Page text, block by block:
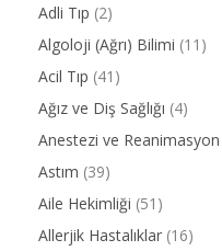
Adli Tıp (2)
Algoloji (Ağrı) Bilimi (11)
Acil Tıp (41)
Ağız ve Diş Sağlığı (4)
Anestezi ve Reanimasyon
Astım (39)
Aile Hekimliği (51)
Allerjik Hastalıklar (16)